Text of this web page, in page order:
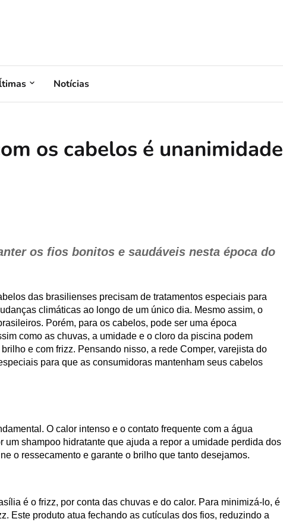
Notícias
os cabelos é unanimidade
os fios bonitos e saudáveis nesta época do
das brasilienses precisam de tratamentos especiais para
climáticas ao longo de um único dia. Mesmo assim, o
Porém, para os cabelos, pode ser uma época
como as chuvas, a umidade e o cloro da piscina podem
e com frizz. Pensando nisso, a rede Comper, varejista do
para que as consumidoras mantenham seus cabelos
O calor intenso e o contato frequente com a água
shampoo hidratante que ajuda a repor a umidade perdida dos
o ressecamento e garante o brilho que tanto desejamos.
é o frizz, por conta das chuvas e do calor. Para minimizá-lo, é
Este produto atua fechando as cutículas dos fios, reduzindo a